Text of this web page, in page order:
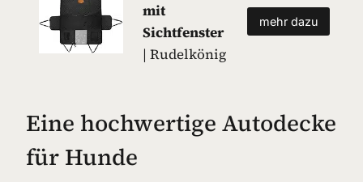
mit
Sichtfenster
| Rudelkönig
mehr dazu
Eine hochwertige Autodecke
für Hunde